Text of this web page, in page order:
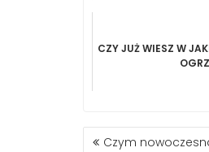
CZY JUŻ WIESZ W
NAWIGACJA
Czym